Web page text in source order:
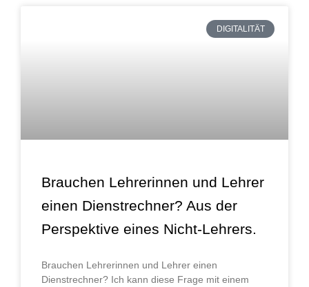
DIGITALITÄT
Brauchen Lehrerinnen und Lehrer
einen Dienstrechner? Aus der
Perspektive eines Nicht-Lehrers.
Brauchen Lehrerinnen und Lehrer einen
Dienstrechner? Ich kann diese Frage mit einem